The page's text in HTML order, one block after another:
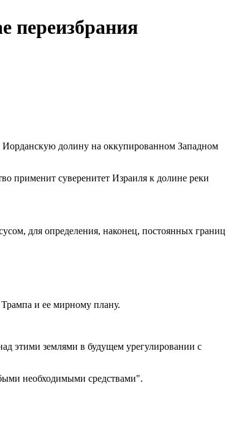
переизбрания
долину на оккупированном Западном
применит суверенитет Израиля к долине реки
для определения, наконец, постоянных границ
и ее мирному плану.
этими землями в будущем урегулировании с
необходимыми средствами".